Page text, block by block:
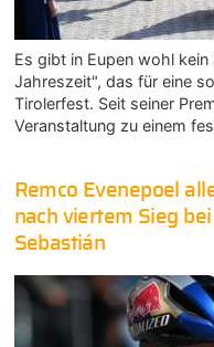
Es gibt in Eupen wohl
Jahreszeit", das für eine
Tirolerfest. Seit seiner
Veranstaltung zu einem
Remco Evenepoel
nach viertem Sieg
Sebastián